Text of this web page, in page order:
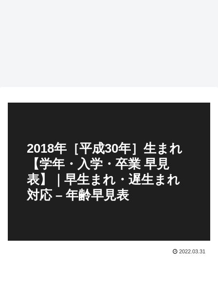
2018年［平成30年］生まれ
【学年・入学・卒業 早見
表】｜早生まれ・遅生まれ
対応 – 年齢早見表
2022.03.31